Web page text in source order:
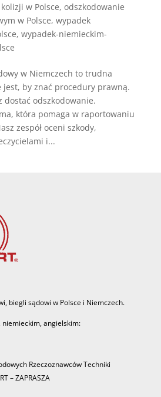
w Polsce, odszkodowanie
w Polsce, wypadek
, wypadek-niemieckim-
w Niemczech to trudna
jest, by znać procedury prawną.
dostać odszkodowanie.
która pomaga w raportowaniu
zespół oceni szkody,
i...
biegli sądowi w Polsce i Niemczech.
niemieckim, angielskim:
Rzeczoznawców Techniki
– ZAPRASZA